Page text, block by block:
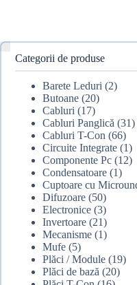
Categorii de produse
Barete Leduri (2)
Butoane (20)
Cabluri (17)
Cabluri Panglică (31)
Cabluri T-Con (66)
Circuite Integrate (1)
Componente Pc (12)
Condensatoare (1)
Cuptoare cu
Difuzoare (50)
Electronice (3)
Invertoare (21)
Mecanisme (1)
Mufe (5)
Plăci / Module (19)
Plăci de bază (20)